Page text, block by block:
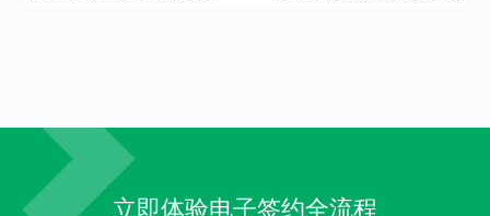
立即体验电子签约全流程